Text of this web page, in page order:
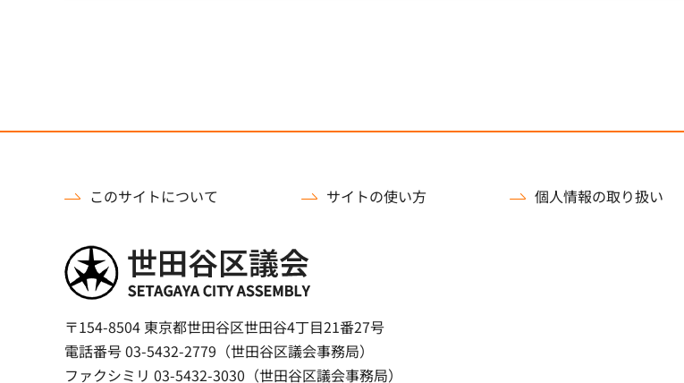
このサイトについて サイトの使い方 個人情報の取り扱い
世田谷区議会
〒154-8504 東京都世田谷区世田谷4丁目21番27号
電話番号 03-5432-2779（世田谷区議会事務局）
ファクシミリ 03-5432-3030（世田谷区議会事務局）